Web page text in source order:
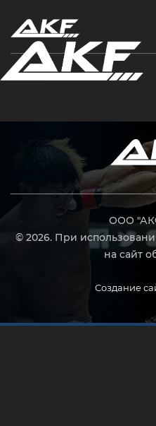
ООО
© 2026. При
на сайт
Создание
Нажмите Enter для поиска